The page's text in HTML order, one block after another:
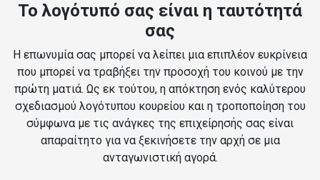
Το λογότυπό σας είναι η ταυτότητά
σας
Η επωνυμία σας μπορεί να λείπει μια επιπλέον ευκρίνεια
που μπορεί να τραβήξει την προσοχή του κοινού με την
πρώτη ματιά. Ως εκ τούτου, η απόκτηση ενός καλύτερου
σχεδιασμού λογότυπου κουρείου και η τροποποίηση του
σύμφωνα με τις ανάγκες της επιχείρησής σας είναι
απαραίτητο για να ξεκινήσετε την αρχή σε μια
ανταγωνιστική αγορά.